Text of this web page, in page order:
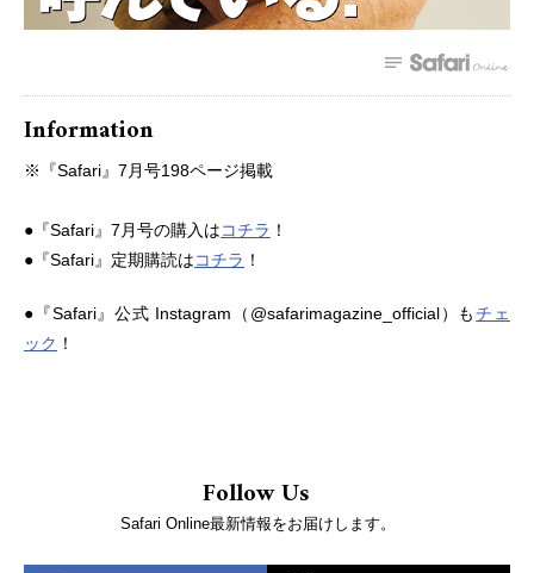
Information
※『Safari』7月号198ページ掲載
●『Safari』7月号の購入はコチラ ！
●『Safari』定期購読はコチラ ！
●『Safari』公式 Instagram（@safarimagazine_official）もチェ
ック ！
Follow Us
Safari Online最新情報をお届けします。